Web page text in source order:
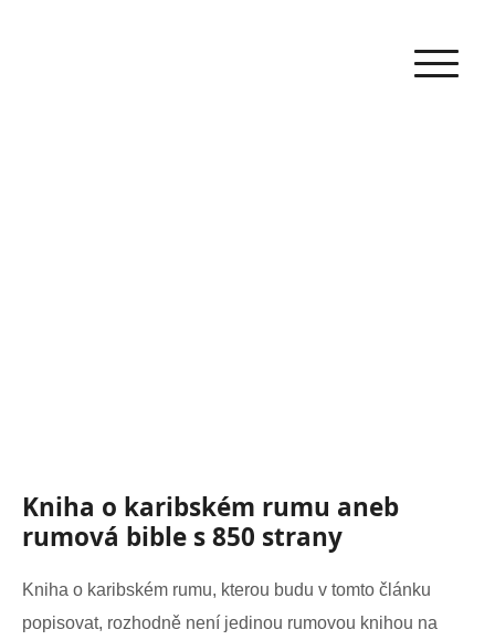
Kniha o karibském rumu aneb
rumová bible s 850 strany
Kniha o karibském rumu, kterou budu v tomto článku
popisovat, rozhodně není jedinou rumovou knihou na